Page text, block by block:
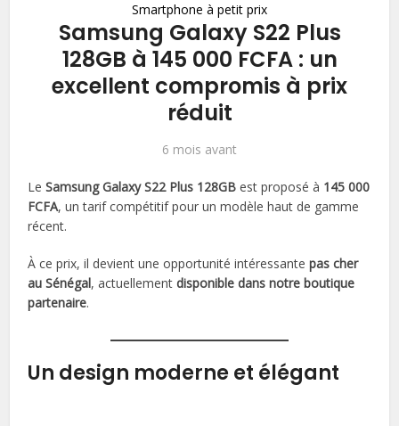
Smartphone à petit prix
Samsung Galaxy S22 Plus
128GB à 145 000 FCFA : un
excellent compromis à prix
réduit
6 mois avant
LeSamsung Galaxy S22 Plus 128GB est proposé à 145 000
FCFA, un tarif compétitif pour un modèle haut de gamme
récent.
À ce prix, il devient une opportunité intéressantepas cher
au Sénégal, actuellementdisponible dans notre boutique
partenaire.
Un design moderne et élégant